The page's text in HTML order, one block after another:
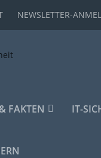
NEWSLETTER-
FAKTEN IT-